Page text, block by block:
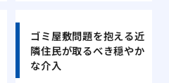
ゴミ屋敷問題を抱える近
隣住民が取るべき穏やか
な介入